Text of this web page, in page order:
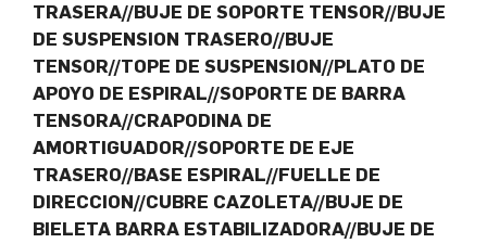
TRASERA//BUJE DE SOPORTE TENSOR//BUJE
DE SUSPENSION TRASERO//BUJE
TENSOR//TOPE DE SUSPENSION//PLATO DE
APOYO DE ESPIRAL//SOPORTE DE BARRA
TENSORA//CRAPODINA DE
AMORTIGUADOR//SOPORTE DE EJE
TRASERO//BASE ESPIRAL//FUELLE DE
DIRECCION//CUBRE CAZOLETA//BUJE DE
BIELETA BARRA ESTABILIZADORA//BUJE DE